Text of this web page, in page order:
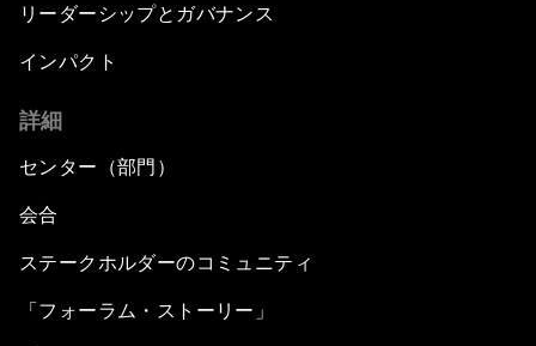
リーダーシップとガバナンス
インパクト
詳細
センター（部門）
会合
ステークホルダーのコミュニティ
「フォーラム・ストーリー」